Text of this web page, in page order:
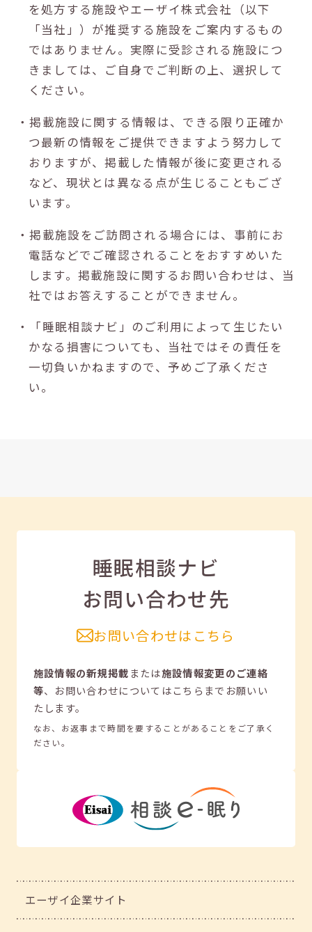
を処方する施設やエーザイ株式会社（以下
「当社」）が推奨する施設をご案内するもの
ではありません。実際に受診される施設につ
きましては、ご自身でご判断の上、選択して
ください。
・掲載施設に関する情報は、できる限り正確か
つ最新の情報をご提供できますよう努力して
おりますが、掲載した情報が後に変更される
など、現状とは異なる点が生じることもござ
います。
・掲載施設をご訪問される場合には、事前にお
電話などでご確認されることをおすすめいた
します。掲載施設に関するお問い合わせは、当
社ではお答えすることができません。
・「睡眠相談ナビ」のご利用によって生じたい
かなる損害についても、当社ではその責任を
一切負いかねますので、予めご了承くださ
い。
睡眠相談ナビ
お問い合わせ先
お問い合わせはこちら
施設情報の新規掲載または施設情報変更のご連絡
等、 お問い合わせについてはこちらまでお願いい
たします。
なお、お返事まで時間を要することがあることをご了承く
ださい。
エーザイ企業サイト